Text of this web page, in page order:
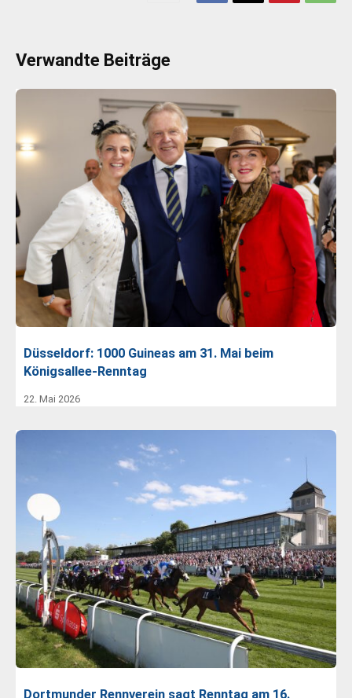
Verwandte Beiträge
Düsseldorf: 1000 Guineas am 31. Mai beim
Königsallee-Renntag
22. Mai 2026
Dortmunder Rennverein sagt Renntag am 16.